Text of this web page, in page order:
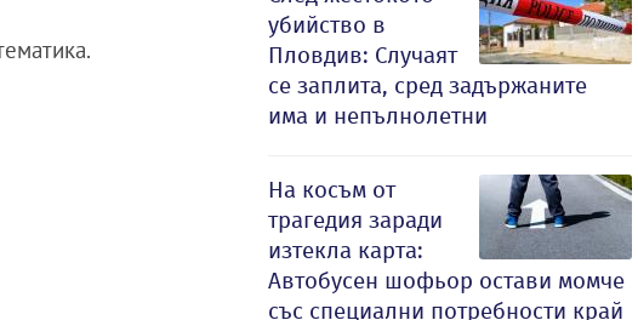
убийство в
Пловдив: Случаят
се заплита, сред задържаните
има и непълнолетни
На косъм от
трагедия заради
изтекла карта:
Автобусен шофьор остави момче
със специални потребности край